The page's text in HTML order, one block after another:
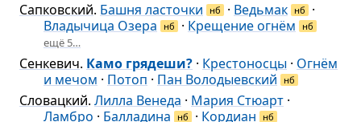
Сапковский. Башня ласточки нб · Ведьмак нб
·
Владычица Озера
нб · Крещение огнём нб
ещё 5…
Сенкевич. Камо грядеши? · Крестоносцы · Огнём
и мечом · Потоп · Пан Володыевский нб
Словацкий. Лилла Венеда · Мария Стюарт ·
Ламбро · Балладина нб · Кордиан нб